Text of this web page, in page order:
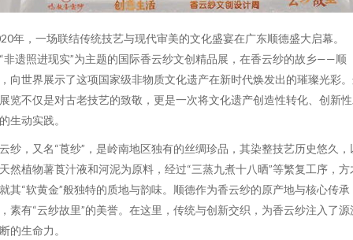
年，一场联结传统技艺与现代审美的文化盛宴在广东顺德盛大启幕。
非遗照进现实”为主题的国际香云纱文创精品展，在香云纱的故乡——顺
向世界展示了这项国家级非物质文化遗产在新时代焕发出的璀璨光彩
览不仅是对古老技艺的致敬，更是一次将文化遗产创造性转化、创新
生动实践。
纱，又名“莨纱”，是岭南地区独有的丝绸珍品，其染整技艺历史悠久，
然植物薯莨汁液和河泥为原料，经过“三蒸九煮十八晒”等繁复工序，方
其“软黄金”般独特的质地与韵味。顺德作为香云纱的原产地与核心传承
素有“云纱故里”的美誉。在这里，传统与创新交织，为香云纱注入了源
的生命力。